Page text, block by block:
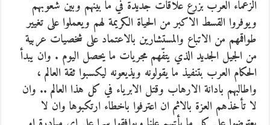
الزعماء العرب بزرع علاقات جديدة في ما بينهم وبين شعوبهم
ويوفروا القسط الاكبر من الحياة الكريمة لهم ويعملوا على تغيير
طواقمهم من الاتباع والمستشارين بالاعتماد على شخصيات عربية
من الجيل الجديد الذي يتفّهم مجريات ما يحصل اليوم . وان يبدأ
الحكام العرب بتنفيذ ما يقولونه ويذيعونه ليكسبوا ثقة العالم ،
واطالبهم بادانة الارهاب وقتل الابرياء في كل هذا العالم .. وان
لا تأخذهم العزة بالاثم ان اعترفوا باخطاء ارتكبوها وان لا